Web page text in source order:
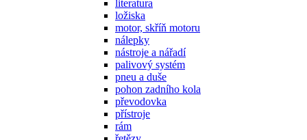
literatura
ložiska
motor, skříň motoru
nálepky
nástroje a nářadí
palivový systém
pneu a duše
pohon zadního kola
převodovka
přístroje
rám